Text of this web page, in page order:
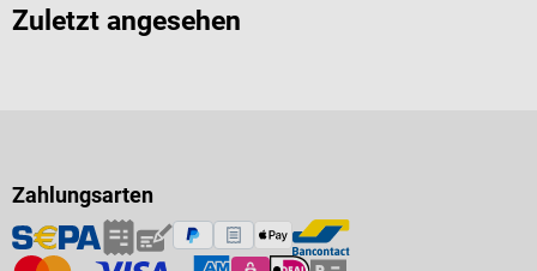
Zuletzt angesehen
Zahlungsarten